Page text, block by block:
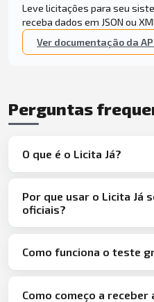
Leve licitações para seu
receba dados em JSON ou
Ver documentação da
Perguntas
O que é o Licita Já?
Por que usar o Licita Já
oficiais?
Como funciona o teste
Como começo a